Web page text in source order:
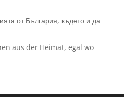
от България, където и да
aus der Heimat, egal wo